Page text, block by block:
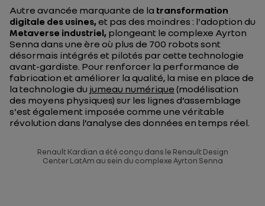
Autre avancée marquante de la transformation
digitale des usines,et pas des moindres : l'adoption du
Metaverse industriel, plongeant le complexe Ayrton
Senna dans une ère où plus de 700 robots sont
désormais intégrés et pilotés par cette technologie
avant-gardiste. Pour renforcer la performance de
fabrication et améliorer la qualité, la mise en place de
la technologie du jumeau numérique (modélisation
des moyens physiques) sur les lignes d’assemblage
s'est également imposée comme une véritable
révolution dans l’analyse des données en temps réel.
Renault Kardian a été conçu dans le Renault Design
Center LatAm au sein du complexe Ayrton Senna